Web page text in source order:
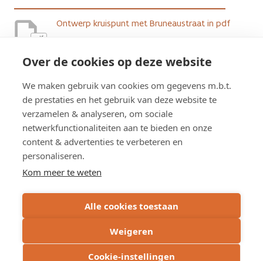
Over de cookies op deze website
We maken gebruik van cookies om gegevens m.b.t.
de prestaties en het gebruik van deze website te
verzamelen & analyseren, om sociale
netwerkfunctionaliteiten aan te bieden en onze
content & advertenties te verbeteren en
personaliseren.
Kom meer te weten
Alle cookies toestaan
Weigeren
Cookie-instellingen
pdf
Ontwerp kruispunt met Bruneaustraat in pdf
Bewonersbrief Synductis ivm
12 weken werken
nutsmaatschappijen
de werfzone
286.02 kB